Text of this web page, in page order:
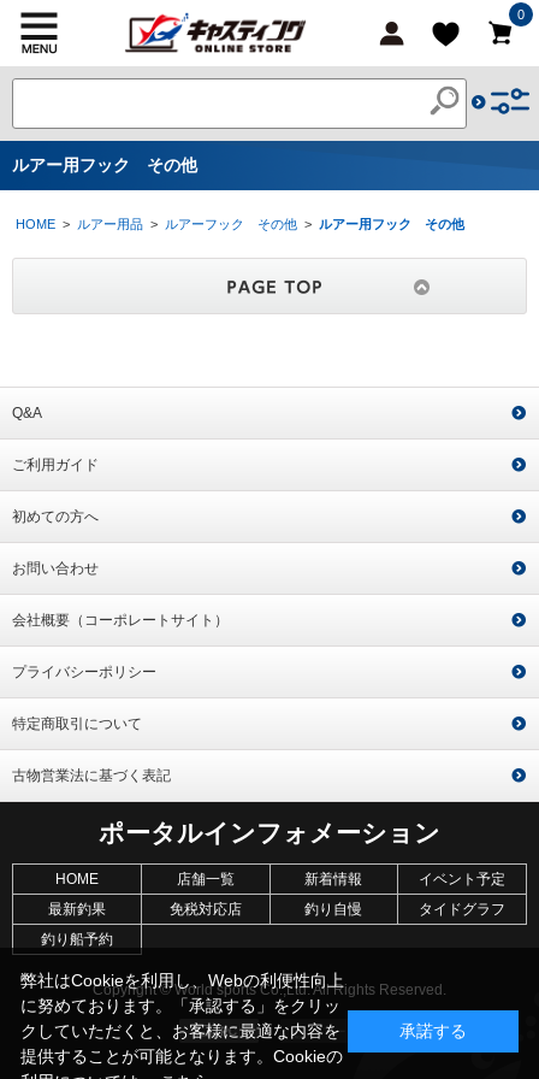
0
ルアー用フック その他
HOME > ルアー用品 > ルアーフック その他 > ルアー用フック その他
Q&A
ご利用ガイド
初めての方へ
お問い合わせ
会社概要（コーポレートサイト）
プライバシーポリシー
特定商取引について
古物営業法に基づく表記
ポータルインフォメーション
HOME 店舗一覧 新着情報
イベント予定
最新釣果
免税対応店 釣り自慢
タイドグラフ
釣り船予約
Copyright © World sports Co.,Ltd. All Rights Reserved.
弊社はCookieを利用し、Webの利便性向上
に努めております。「承認する」をクリッ
クしていただくと、お客様に最適な内容を
提供することが可能となります。Cookieの
承諾する